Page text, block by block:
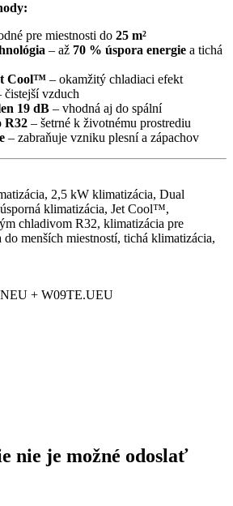
pre miestnosti do 25 m²
– až 70 % úspora energie a tichá
Cool™ – okamžitý chladiaci efekt
čistejší vzduch
19 dB – vhodná aj do spální
R32 – šetrné k životnému prostrediu
– zabraňuje vzniku plesní a zápachov
2,5 kW klimatizácia, Dual
klimatizácia, Jet Cool™,
chladivom R32, klimatizácia pre
menších miestností, tichá klimatizácia,
+ W09TE.UEU
nie je možné odoslať